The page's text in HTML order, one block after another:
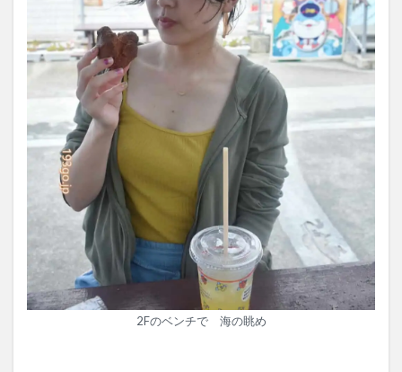
2Fのベンチで 海の眺め